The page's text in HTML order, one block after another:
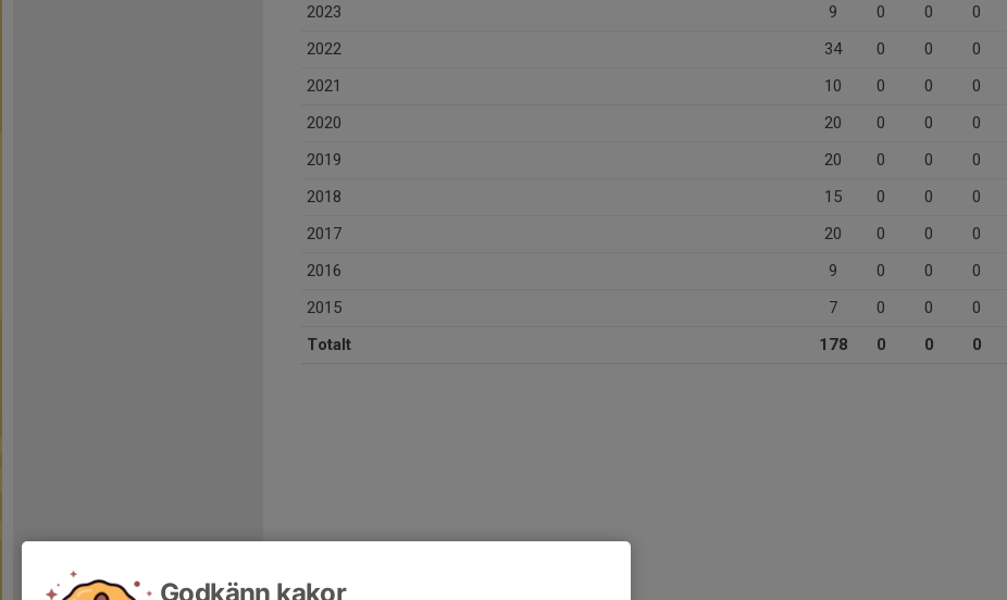
2023
9 0 0 0
2022
34 0 0 0
2021
10 0 0 0
2020
20 0 0 0
2019
20 0 0 0
2018
15 0 0 0
2017
20 0 0 0
2016
9 0 0 0
2015
7 0 0 0
Totalt
178 0 0 0
Godkänn kakor